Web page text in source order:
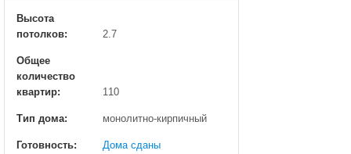
Высота
потолков:
2.7
Общее
количество
квартир:
110
Тип дома: монолитно-кирпичный
Готовность: Дома сданы